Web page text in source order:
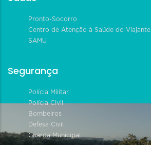
Pronto-Socorro
Centro de Atenção à Saúde do Viajante
SAMU
Segurança
Polícia Militar
Polícia Civil
Bombeiros
Defesa Civil
Guarda Municipal